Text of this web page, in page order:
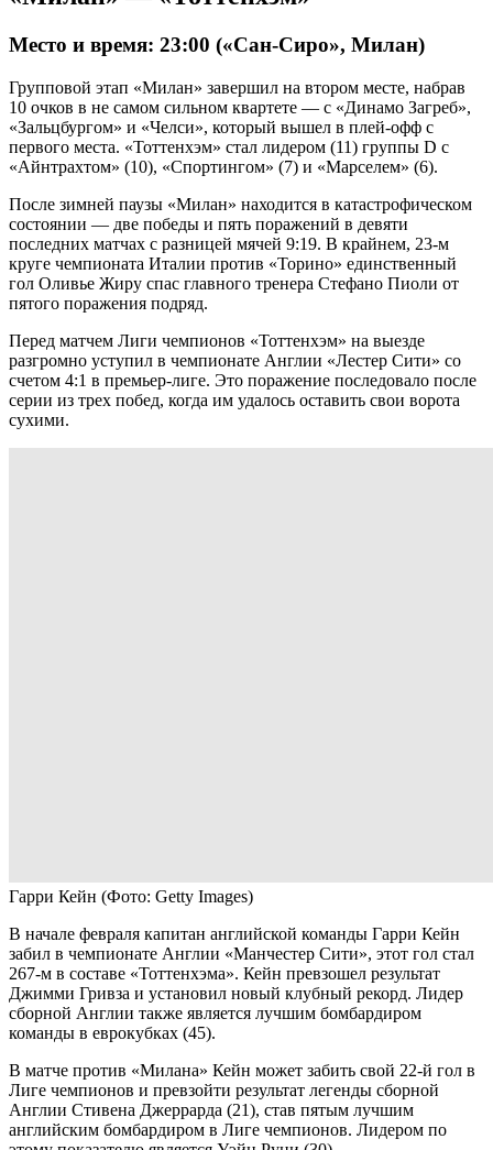
Место и время: 23:00 («Сан-Сиро», Милан)
Групповой этап «Милан» завершил на втором месте, набрав
10 очков в не самом сильном квартете — с «Динамо Загреб»,
«Зальцбургом» и «Челси», который вышел в плей-офф с
первого места. «Тоттенхэм» стал лидером (11) группы D c
«Айнтрахтом» (10), «Спортингом» (7) и «Марселем» (6).
После зимней паузы «Милан» находится в катастрофическом
состоянии — две победы и пять поражений в девяти
последних матчах с разницей мячей 9:19. В крайнем, 23-м
круге чемпионата Италии против «Торино» единственный
гол Оливье Жиру спас главного тренера Стефано Пиоли от
пятого поражения подряд.
Перед матчем Лиги чемпионов «Тоттенхэм» на выезде
разгромно уступил в чемпионате Англии «Лестер Сити» со
счетом 4:1 в премьер-лиге. Это поражение последовало после
серии из трех побед, когда им удалось оставить свои ворота
сухими.
Гарри Кейн (Фото: Getty Images)
В начале февраля капитан английской команды Гарри Кейн
забил в чемпионате Англии «Манчестер Сити», этот гол стал
267-м в составе «Тоттенхэма». Кейн превзошел результат
Джимми Гривза и установил новый клубный рекорд. Лидер
сборной Англии также является лучшим бомбардиром
команды в еврокубках (45).
В матче против «Милана» Кейн может забить свой 22-й гол в
Лиге чемпионов и превзойти результат легенды сборной
Англии Стивена Джеррарда (21), став пятым лучшим
английским бомбардиром в Лиге чемпионов. Лидером по